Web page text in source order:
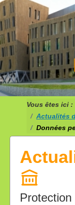
Vous êtes ici :
Actualités
Données